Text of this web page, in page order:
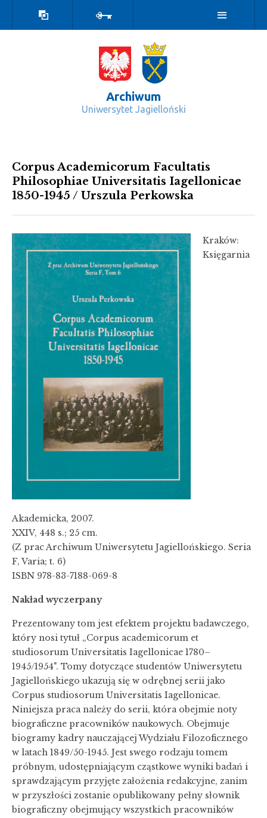
kontrastowa
Archiwum
Uniwersytet Jagielloński
Corpus Academicorum Facultatis
Philosophiae Universitatis Iagellonicae
1850-1945 / Urszula Perkowska
Kraków:
Księgarnia
Akademicka, 2007.
XXIV, 448 s.; 25 cm.
(Z prac Archiwum Uniwersytetu Jagiellońskiego. Seria
F, Varia; t. 6)
ISBN 978-83-7188-069-8
Nakład wyczerpany
Prezentowany tom jest efektem projektu badawczego,
który nosi tytuł „Corpus academicorum et
studiosorum Universitatis Iagellonicae 1780–
1945/1954". Tomy dotyczące studentów Uniwersytetu
Jagiellońskiego ukazują się w odrębnej serii jako
Corpus studiosorum Universitatis Iagellonicae.
Niniejsza praca należy do serii, która obejmie noty
biograficzne pracowników naukowych. Obejmuje
biogramy kadry nauczającej Wydziału Filozoficznego
w latach 1849/50-1945. Jest swego rodzaju tomem
próbnym, udostępniającym cząstkowe wyniki badań i
sprawdzającym przyjęte założenia redakcyjne, zanim
w przyszłości zostanie opublikowany pełny słownik
biograficzny obejmujący wszystkich pracowników